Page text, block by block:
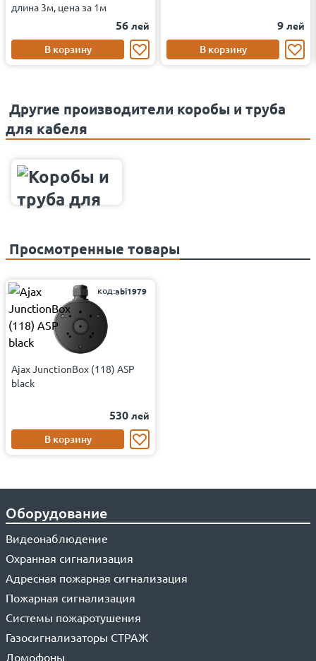
длина 3м, цена за 1м
56 лей
В корзину
9 лей
В корзину
Другие производители коробы и труба
для кабеля
Просмотренные товары
код:abi1979
Ajax JunctionBox (118) ASP
black
530 лей
В корзину
Оборудование
Видеонаблюдение
Охранная сигнализация
Адресная пожарная сигнализация
Пожарная сигнализация
Системы пожаротушения
Газосигнализаторы СТРАЖ
Домофоны